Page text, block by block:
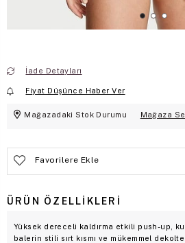
İade Detayları
Fiyat Düşünce Haber Ver
Mağazadaki Stok Durumu Mağaza
Favorilere Ekle
ÜRÜN ÖZELLIKLERI
Yüksek dereceli kaldırma etkili push-up,
balerin stili sırt kısmı ve mükemmel